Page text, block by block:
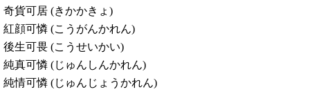
奇貨可居 (きかかきょ)
紅顔可憐 (こうがんかれん)
後生可畏 (こうせいかい)
純真可憐 (じゅんしんかれん)
純情可憐 (じゅんじょうかれん)